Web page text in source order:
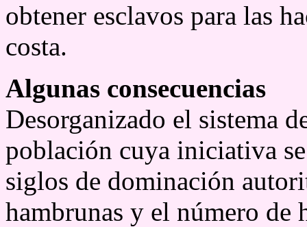
obtener esclavos para las
costa.
Algunas consecuencias
Desorganizado el sistema
población cuya iniciativa
siglos de dominación
hambrunas y el número de